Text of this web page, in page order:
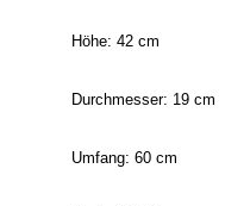
Höhe: 42 cm
Durchmesser: 19 cm
Umfang: 60 cm